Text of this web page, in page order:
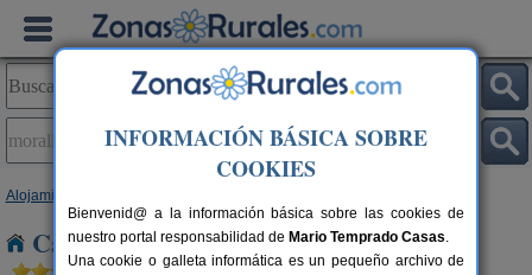
Alojamientos
Casas Rurales en Moralina de Sayago
INFORMACIÓN BÁSICA SOBRE
COOKIES
Bienvenid@ a la información básica sobre las cookies de
nuestro portal responsabilidad de Mario Temprado Casas.
Una cookie o galleta informática es un pequeño archivo de